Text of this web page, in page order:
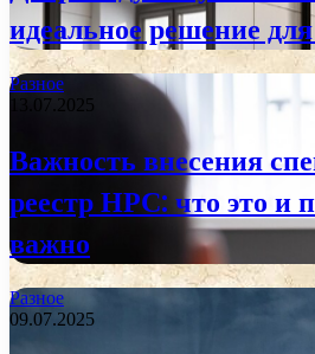
идеальное решение
Разное
13.07.2025
Важность внесения
реестр НРС: что это и
важно
Разное
09.07.2025